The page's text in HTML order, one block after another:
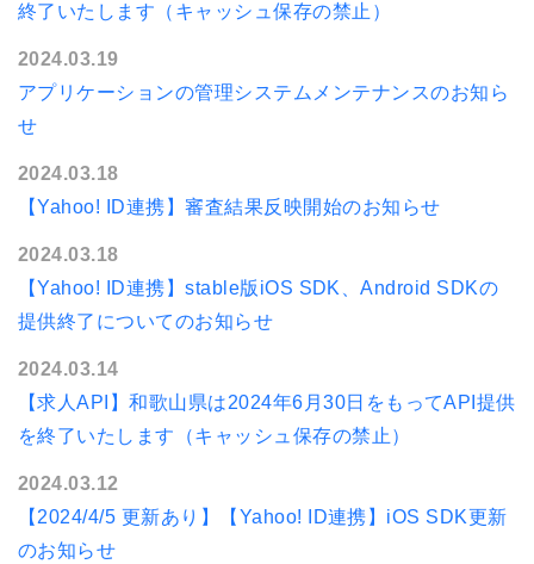
終了いたします（キャッシュ保存の禁止）
2024.03.19
アプリケーションの管理システムメンテナンスのお知ら
せ
2024.03.18
【Yahoo! ID連携】審査結果反映開始のお知らせ
2024.03.18
【Yahoo! ID連携】stable版iOS SDK、Android SDKの
提供終了についてのお知らせ
2024.03.14
【求人API】和歌山県は2024年6月30日をもってAPI提供
を終了いたします（キャッシュ保存の禁止）
2024.03.12
【2024/4/5 更新あり】【Yahoo! ID連携】iOS SDK更新
のお知らせ